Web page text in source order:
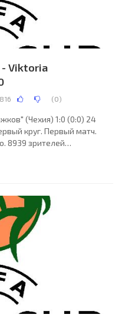
- Viktoria
816 (0)
(Чехия) 1:0 (0:0) 24
круг. Первый матч.
8939 зрителей
Тор Торссон
Якобссон, Томас
Маттиас Юнсон, Йонас